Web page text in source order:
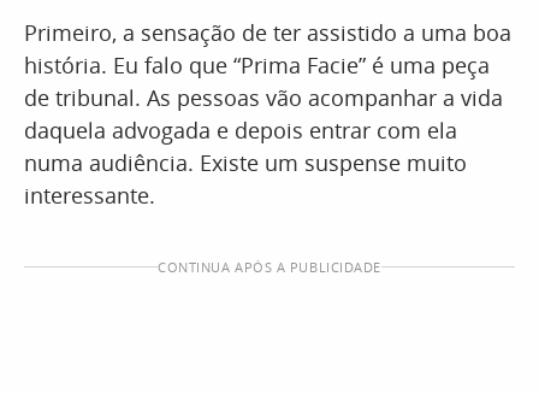
Primeiro, a sensação de ter assistido a uma boa
história. Eu falo que “Prima Facie” é uma peça
de tribunal. As pessoas vão acompanhar a vida
daquela advogada e depois entrar com ela
numa audiência. Existe um suspense muito
interessante.
CONTINUA APÓS A PUBLICIDADE